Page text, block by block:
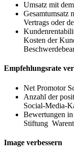
Umsatz mit
Gesamtumsatz
Vertrags oder
Kosten der
Empfehlungsrate
Net Promotor
Anzahl der
Social-Media-
Bewertungen
Stiftung
Image verbessern